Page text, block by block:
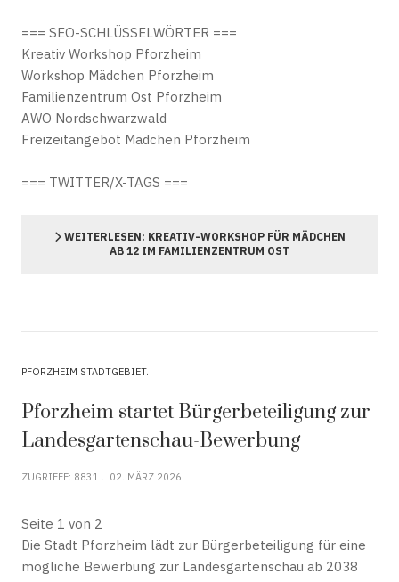
=== SEO-SCHLÜSSELWÖRTER ===
Kreativ Workshop Pforzheim
Workshop Mädchen Pforzheim
Familienzentrum Ost Pforzheim
AWO Nordschwarzwald
Freizeitangebot Mädchen Pforzheim
=== TWITTER/X-TAGS ===
WEITERLESEN: KREATIV-WORKSHOP FÜR MÄDCHEN
AB 12 IM FAMILIENZENTRUM OST
PFORZHEIM STADTGEBIET
Pforzheim startet Bürgerbeteiligung zur
Landesgartenschau-Bewerbung
ZUGRIFFE: 8831 02. MÄRZ 2026
Seite 1 von 2
Die Stadt Pforzheim lädt zur Bürgerbeteiligung für eine
mögliche Bewerbung zur Landesgartenschau ab 2038